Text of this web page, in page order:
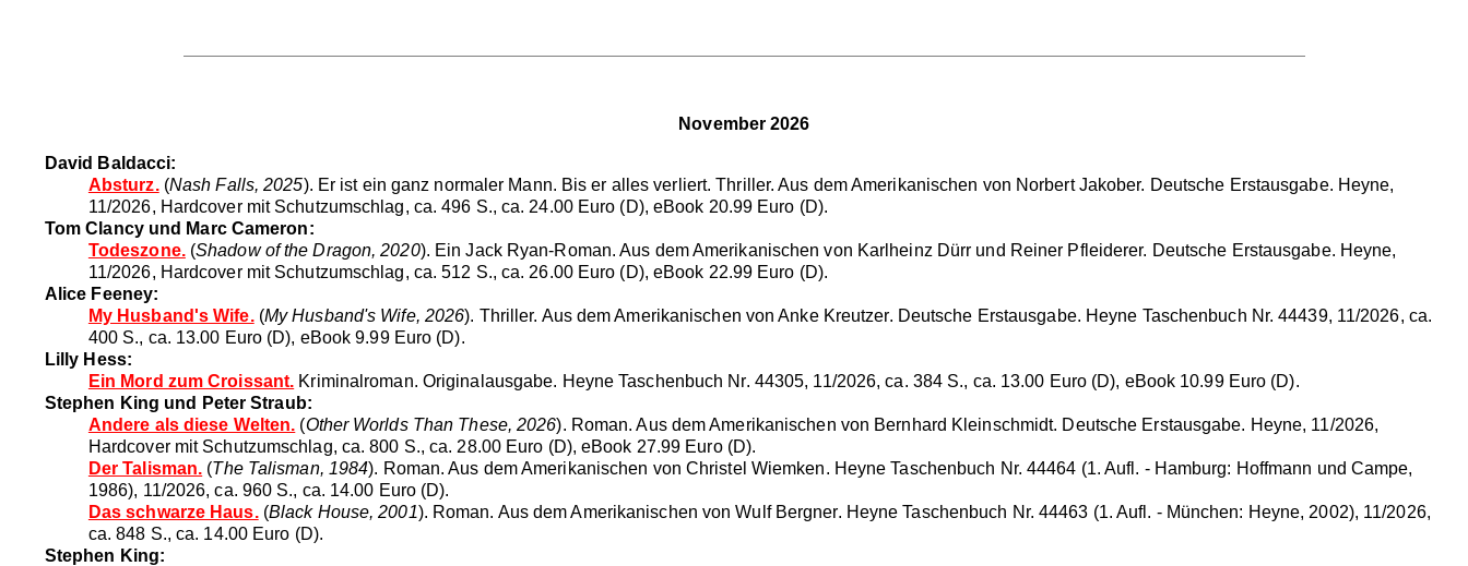
November 2026
David Baldacci:
Absturz.(Nash Falls, 2025). Er ist ein ganz normaler Mann. Bis er alles verliert. Thriller. Aus dem Amerikanischen von Norbert Jakober. Deutsche Erstausgabe. Heyne,
11/2026, Hardcover mit Schutzumschlag, ca. 496 S., ca. 24.00 Euro (D), eBook 20.99 Euro (D).
Tom Clancy und Marc Cameron:
Todeszone.(Shadow of the Dragon, 2020). Ein Jack Ryan-Roman. Aus dem Amerikanischen von Karlheinz Dürr und Reiner Pfleiderer. Deutsche Erstausgabe. Heyne,
11/2026, Hardcover mit Schutzumschlag, ca. 512 S., ca. 26.00 Euro (D), eBook 22.99 Euro (D).
Alice Feeney:
My Husband's Wife.(My Husband's Wife, 2026). Thriller. Aus dem Amerikanischen von Anke Kreutzer. Deutsche Erstausgabe. Heyne Taschenbuch Nr. 44439, 11/2026, ca.
400 S., ca. 13.00 Euro (D), eBook 9.99 Euro (D).
Lilly Hess:
Ein Mord zum Croissant. Kriminalroman. Originalausgabe. Heyne Taschenbuch Nr. 44305, 11/2026, ca. 384 S., ca. 13.00 Euro (D), eBook 10.99 Euro (D).
Stephen King und Peter Straub:
Andere als diese Welten. (Other Worlds Than These, 2026). Roman. Aus dem Amerikanischen von Bernhard Kleinschmidt. Deutsche Erstausgabe. Heyne, 11/2026,
Hardcover mit Schutzumschlag, ca. 800 S., ca. 28.00 Euro (D), eBook 27.99 Euro (D).
Der Talisman. (The Talisman, 1984). Roman. Aus dem Amerikanischen von Christel Wiemken. Heyne Taschenbuch Nr. 44464 (1. Aufl. - Hamburg: Hoffmann und Campe,
1986), 11/2026, ca. 960 S., ca. 14.00 Euro (D).
Das schwarze Haus.(Black House, 2001). Roman. Aus dem Amerikanischen von Wulf Bergner. Heyne Taschenbuch Nr. 44463 (1. Aufl. - München: Heyne, 2002), 11/2026,
ca. 848 S., ca. 14.00 Euro (D).
Stephen King: